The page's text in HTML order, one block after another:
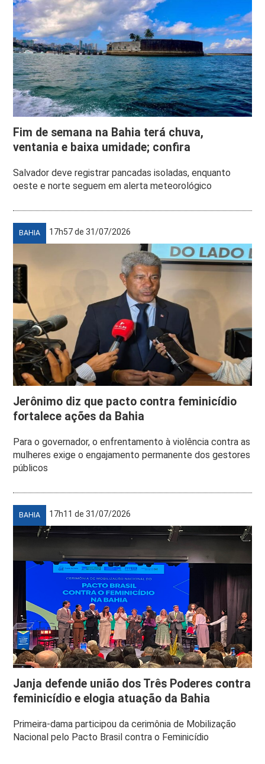
Fim de semana na Bahia terá chuva,
ventania e baixa umidade; confira
Salvador deve registrar pancadas isoladas, enquanto
oeste e norte seguem em alerta meteorológico
BAHIA 17h57 de 31/07/2026
Jerônimo diz que pacto contra feminicídio
fortalece ações da Bahia
Para o governador, o enfrentamento à violência contra as
mulheres exige o engajamento permanente dos gestores
públicos
BAHIA 17h11 de 31/07/2026
Janja defende união dos Três Poderes contra
feminicídio e elogia atuação da Bahia
Primeira-dama participou da cerimônia de Mobilização
Nacional pelo Pacto Brasil contra o Feminicídio